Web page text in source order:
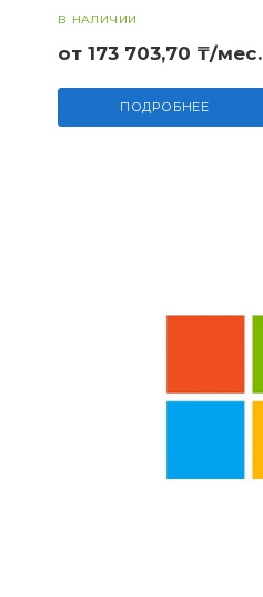
В НАЛИЧИИ
от 173 703,70 ₸/мес.
ПОДРОБНЕЕ